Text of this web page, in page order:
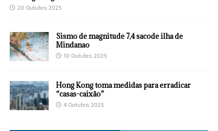
20 Outubro, 2025
Sismo de magnitude 7,4 sacode ilha de
Mindanao
10 Outubro, 2025
Hong Kong toma medidas para erradicar
“casas-caixão”
4 Outubro, 2025